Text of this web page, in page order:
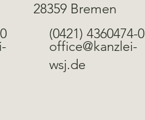
28359 Bremen
(0421) 4360474-0
office@kanzlei-
wsj.de